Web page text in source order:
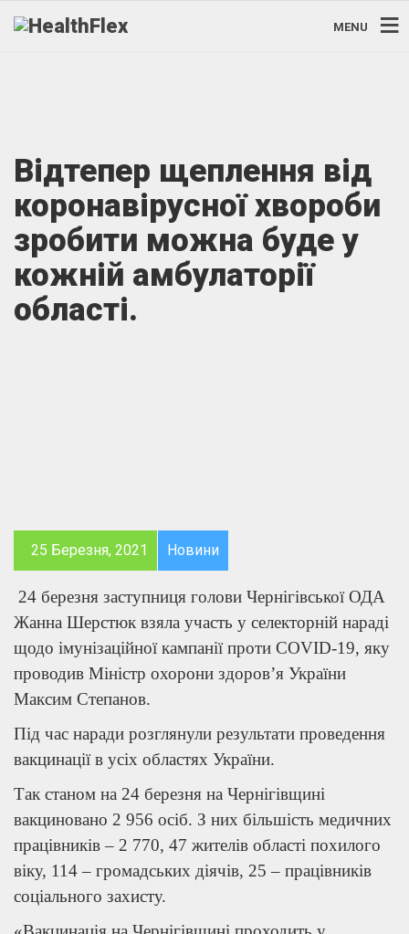
MENU
Відтепер щеплення від
коронавірусної хвороби
зробити можна буде у
кожній амбулаторії
області.
25 Березня, 2021 Новини
24 березня заступниця голови Чернігівської ОДА
Жанна Шерстюк взяла участь у селекторній нараді
щодо імунізаційної кампанії проти COVID-19, яку
проводив Міністр охорони здоров’я України
Максим Степанов.
Під час наради розглянули результати проведення
вакцинації в усіх областях України.
Так станом на 24 березня на Чернігівщині
вакциновано 2 956 осіб. З них більшість медичних
працівників – 2 770, 47 жителів області похилого
віку, 114 – громадських діячів, 25 – працівників
соціального захисту.